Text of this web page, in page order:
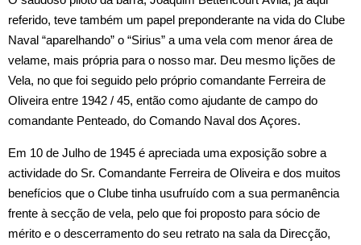
referido, teve também um papel preponderante na vida do Clube
Naval “aparelhando” o “Sirius” a uma vela com menor área de
velame, mais própria para o nosso mar. Deu mesmo lições de
Vela, no que foi seguido pelo próprio comandante Ferreira de
Oliveira entre 1942 / 45, então como ajudante de campo do
comandante Penteado, do Comando Naval dos Açores.
Em 10 de Julho de 1945 é apreciada uma exposição sobre a
actividade do Sr. Comandante Ferreira de Oliveira e dos muitos
benefícios que o Clube tinha usufruído com a sua permanência
frente à secção de vela, pelo que foi proposto para sócio de
mérito e o descerramento do seu retrato na sala da Direcção,